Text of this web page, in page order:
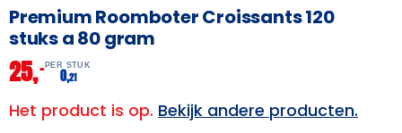
Premium Roomboter Croissants 120
stuks a 80 gram
25,– PER STUK
0,21
Het product is op. Bekijk andere producten.